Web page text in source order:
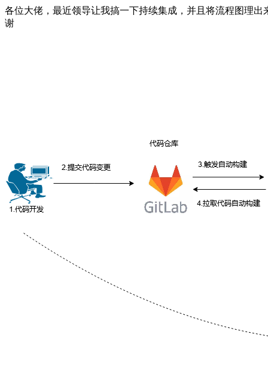
各位大佬，最近领导让我搞一下持续集成，并且将流程图理
谢